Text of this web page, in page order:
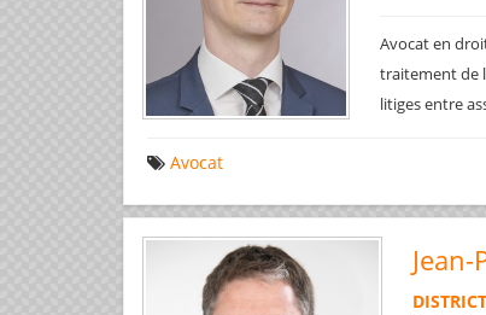
Avocat en
traitement de
litiges entre
Avocat